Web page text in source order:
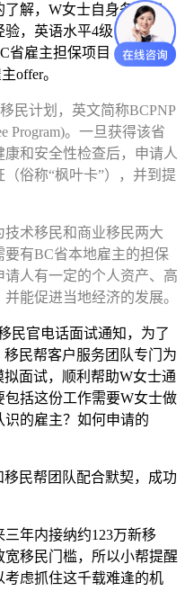
解，W女士自身条件不
，英语水平4级，综合评
省雇主担保项目（简称
offer。
民计划，英文简称BCPNP
Program)。一旦获得该省
和安全性检查后，申请人
俗称“枫叶卡”），并到提
术移民和商业移民两大
有BC省本地雇主的担保
人有一定的个人资产、高
能促进当地经济的发展。
民官电话面试通知，为了
民帮客户服务团队专门为
面试，顺利帮助W女士通
括这份工作需要W女士做
的雇主？如何申请的
民帮团队配合默契，成功
年内接纳约123万新移
移民门槛，所以小帮提醒
虑抓住这千载难逢的机